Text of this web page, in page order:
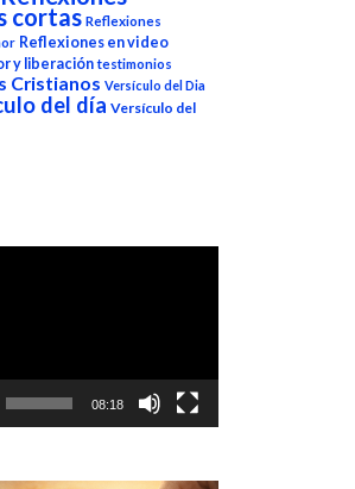
cortas Reflexiones
Reflexiones en video
y liberación testimonios
Cristianos Versículo del Dia
del día Versículo del
08:18